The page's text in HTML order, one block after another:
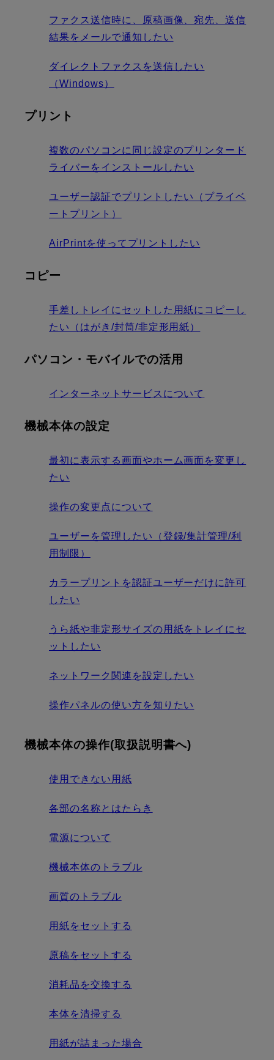
ファクス送信時に、原稿画像、宛先、送信
結果をメールで通知したい
ダイレクトファクスを送信したい
（Windows）
プリント
複数のパソコンに同じ設定のプリンタード
ライバーをインストールしたい
ユーザー認証でプリントしたい（プライベ
ートプリント）
AirPrintを使ってプリントしたい
コピー
手差しトレイにセットした用紙にコピーし
たい（はがき/封筒/非定形用紙）
パソコン・モバイルでの活用
インターネットサービスについて
機械本体の設定
最初に表示する画面やホーム画面を変更し
たい
操作の変更点について
ユーザーを管理したい（登録/集計管理/利
用制限）
カラープリントを認証ユーザーだけに許可
したい
うら紙や非定形サイズの用紙をトレイにセ
ットしたい
ネットワーク関連を設定したい
操作パネルの使い方を知りたい
機械本体の操作(取扱説明書へ)
使用できない用紙
各部の名称とはたらき
電源について
機械本体のトラブル
画質のトラブル
用紙をセットする
原稿をセットする
消耗品を交換する
本体を清掃する
用紙が詰まった場合